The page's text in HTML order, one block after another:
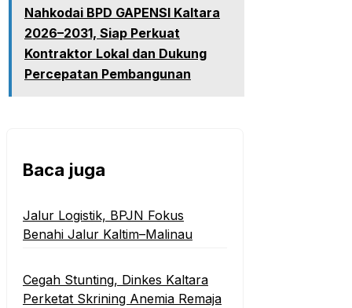
Nahkodai BPD GAPENSI Kaltara
2026–2031, Siap Perkuat
Kontraktor Lokal dan Dukung
Percepatan Pembangunan
Baca juga
‎Jalur Logistik, BPJN Fokus
Benahi Jalur Kaltim–Malinau
Cegah Stunting, Dinkes Kaltara
Perketat Skrining Anemia Remaja